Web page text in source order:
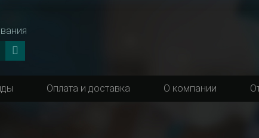
Оплата и доставка О компании